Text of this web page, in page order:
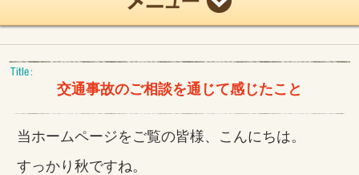
交通事故のご相談を通じて感じたこと
当ホームページをご覧の皆様、こんにちは。
すっかり秋ですね。